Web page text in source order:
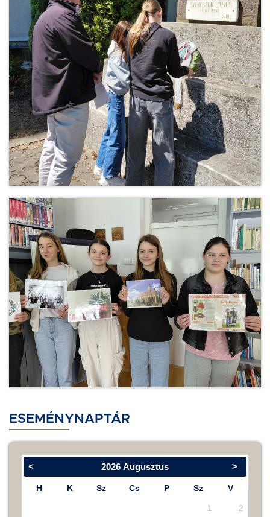
ESEMÉNYNAPTÁR
< >
2026 Augusztus
H K Sz Cs P Sz V
1
2